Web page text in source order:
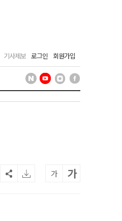
기사제보 로그인 회원가입
가 가